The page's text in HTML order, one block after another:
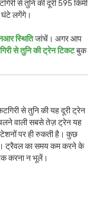
से तुनि की दूरी 595 किमी
घंटे लगेंगे।
स्थितिजांचें। अगर आप
से तुनि की ट्रेन टिकटबुक
से तुनि की यह दूरी ट्रेन
चलने वाली सबसे तेज़ ट्रेन यह
पर ही रुकती है। कुछ
ट्रैवल का समय कम करने के
करना न भूलें।